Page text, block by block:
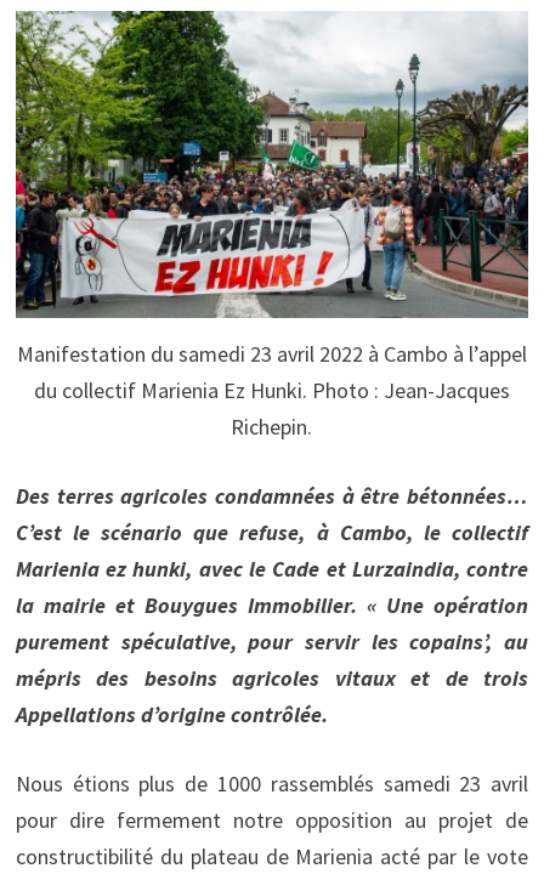
Manifestation du samedi 23 avril 2022 à Cambo à l’appel
du collectif Marienia Ez Hunki. Photo : Jean-Jacques
Richepin.
Des terres agricoles condamnées à être bétonnées…
C’est le scénario que refuse, à Cambo, le collectif
Marienia ez hunki, avec le Cade et Lurzaindia, contre
la mairie et Bouygues Immobilier. « Une opération
purement spéculative, pour servir les copains’, au
mépris des besoins agricoles vitaux et de trois
Appellations d’origine contrôlée.
Nous étions plus de 1000 rassemblés samedi 23 avril
pour dire fermement notre opposition au projet de
constructibilité du plateau de Marienia acté par le vote